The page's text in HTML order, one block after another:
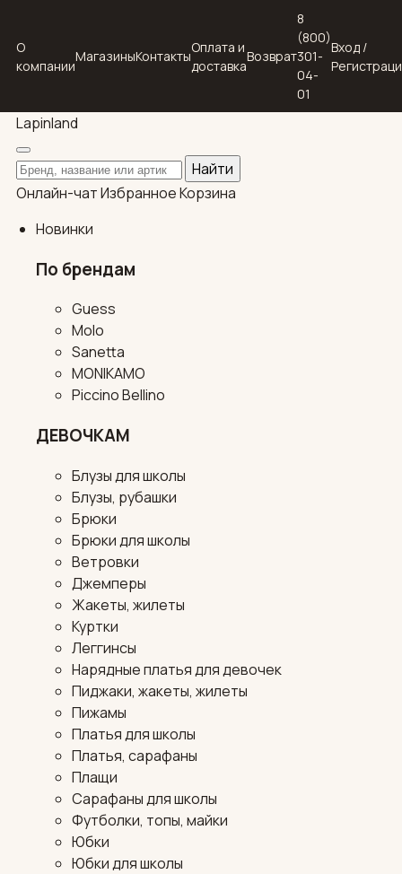
О
компании
МагазиныКонтакты
Оплата и
доставка
Возврат
8
(800)
301-
04-
01
Вход /
Lapinland
Поиск по каталогу
Найти
Онлайн-чатИзбранноеКорзина
Новинки
По брендам
Guess
Molo
Sanetta
MONIKAMO
Piccino Bellino
ДЕВОЧКАМ
Блузы для школы
Блузы, рубашки
Брюки
Брюки для школы
Ветровки
Джемперы
Жакеты, жилеты
Куртки
Леггинсы
Нарядные платья для девочек
Пиджаки, жакеты, жилеты
Пижамы
Платья для школы
Платья, сарафаны
Плащи
Сарафаны для школы
Футболки, топы, майки
Юбки
Юбки для школы